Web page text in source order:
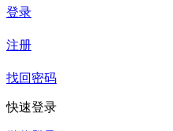
登录
注册
找回密码
快速登录